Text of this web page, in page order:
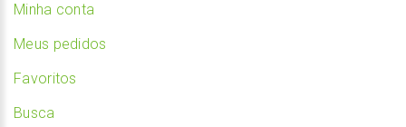
Minha conta
Meus pedidos
Favoritos
Busca